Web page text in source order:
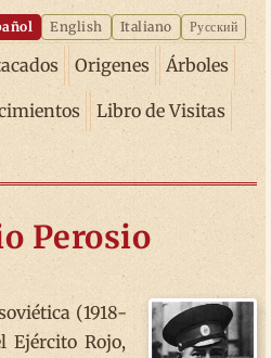
English Italiano Русский
Origenes Árboles
Libro de Visitas
Perosio
(1918-
Ejército Rojo,